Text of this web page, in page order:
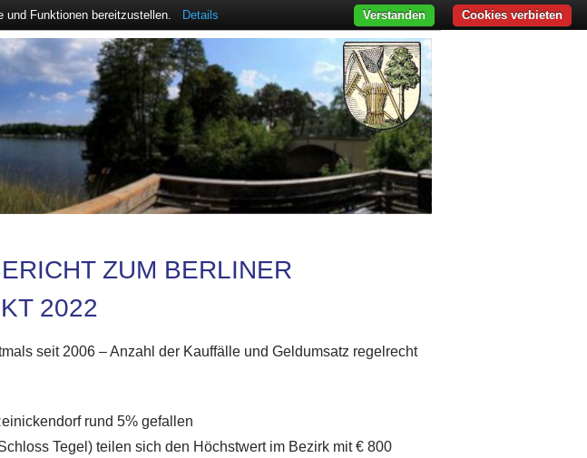
ZUM BERLINER
2022
seit 2006 – Anzahl der Kauffälle und Geldumsatz regelrecht
rund 5% gefallen
Tegel) teilen sich den Höchstwert im Bezirk mit € 800
und Funktionen bereitzustellen. Details Cookies verbieten
Verstanden